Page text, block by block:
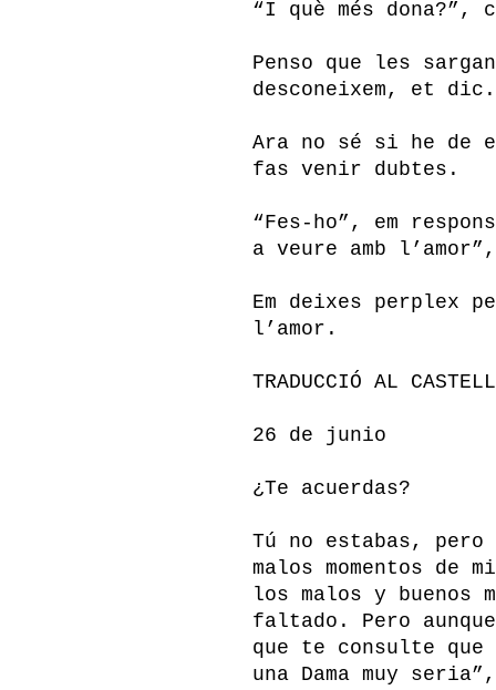
“I què més dona?”,
Penso que les
desconeixem, et dic.
Ara no sé si he de
fas venir dubtes.
“Fes-ho”, em
a veure amb
Em deixes perplex
l’amor.
TRADUCCIÓ AL
26 de junio
¿Te acuerdas?
Tú no estabas,
malos momentos
los malos y buenos
faltado. Pero
que te consulte
una Dama muy